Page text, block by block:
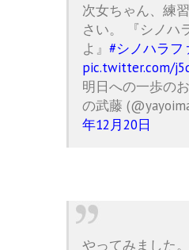
次女ちゃん、練
さい。 『シノハ
よ』 #シノハラフ
pic.twitter.com/
明日への一歩の
の武藤
年12月20日
やってみました